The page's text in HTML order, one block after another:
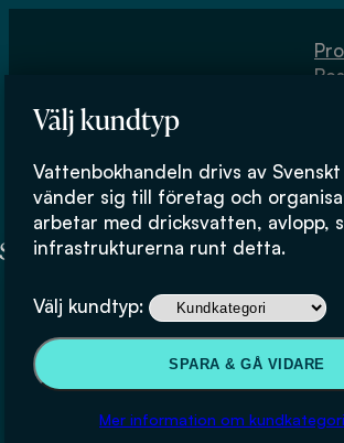
Välj kundtyp
Vattenbokhandeln drivs av
vänder sig till företag och
arbetar med dricksvatten, avlopp,
infrastrukturerna runt detta.
Välj kundtyp:
SPARA & GÅ VIDARE
Mer information om
Sveriges
Sök & filtrera
Sök med fritext